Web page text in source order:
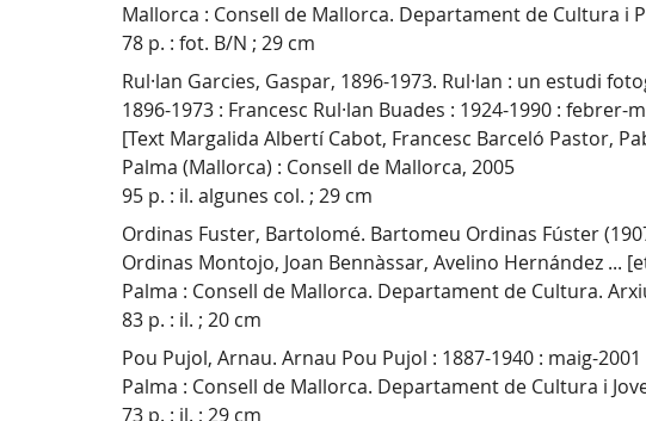
Mallorca : Consell de Mallorca. Departament de Cultura i
78 p. : fot. B/N ; 29 cm
Rul·lan Garcies, Gaspar, 1896-1973. Rul·lan : un estudi
1896-1973 : Francesc Rul·lan Buades : 1924-1990 :
[Text Margalida Albertí Cabot, Francesc Barceló Pastor,
Palma (Mallorca) : Consell de Mallorca, 2005
95 p. : il. algunes col. ; 29 cm
Ordinas Fuster, Bartolomé. Bartomeu Ordinas Fúster
Ordinas Montojo, Joan Bennàssar, Avelino Hernández ...
Palma : Consell de Mallorca. Departament de Cultura.
83 p. : il. ; 20 cm
Pou Pujol, Arnau. Arnau Pou Pujol : 1887-1940 : maig-
Palma : Consell de Mallorca. Departament de Cultura i
73 p. : il. ; 29 cm